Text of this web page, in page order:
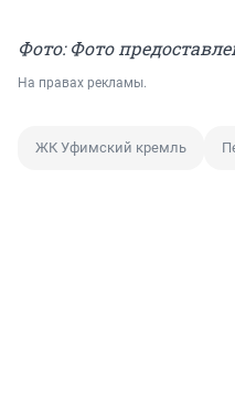
Фото: Фото
На правах рекламы.
ЖК Уфимский кремль